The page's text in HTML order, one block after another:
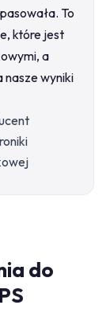
To
które jest
a
nasze wyniki
do